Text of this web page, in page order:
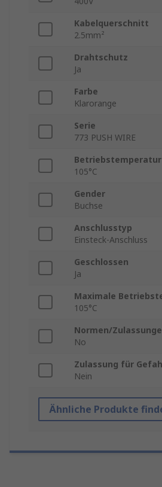
Kabelquerschnitt
2.5mm²
Drahtschutz
Ja
Farbe
Klarorange
Serie
773 PUSH WIRE
105°C
Gender
Buchse
Anschlusstyp
Einsteck-Anschluss
Geschlossen
Ja
Maximale
105°C
Normen/
No
Zulassung für
Nein
Ähnliche Produkte